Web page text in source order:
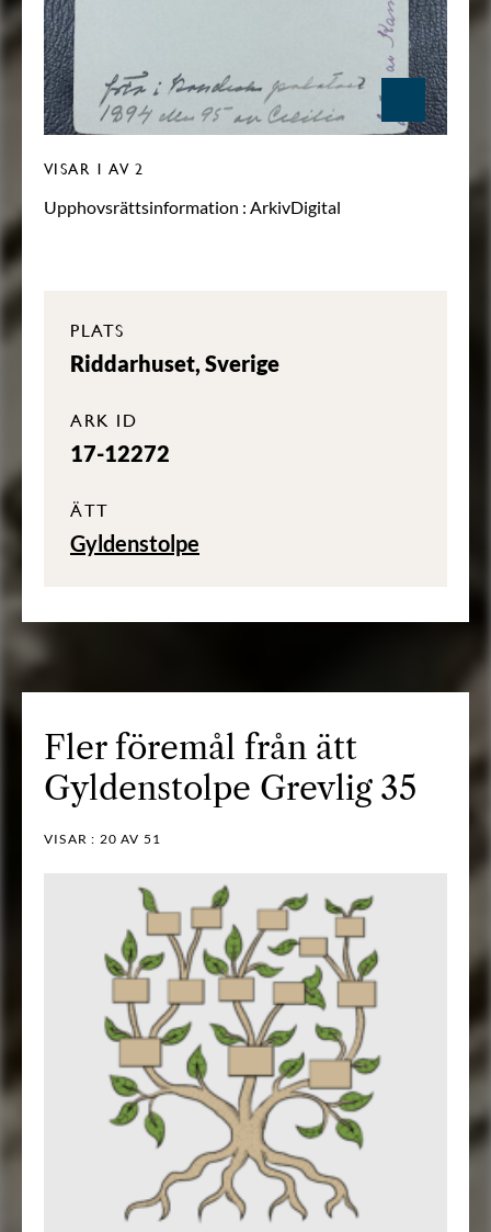
VISAR 1 AV 2
Upphovsrättsinformation : ArkivDigital
PLATS
Riddarhuset, Sverige
ARK ID
17-12272
ÄTT
Gyldenstolpe
Fler föremål från ätt
Gyldenstolpe Grevlig 35
VISAR : 20 AV 51